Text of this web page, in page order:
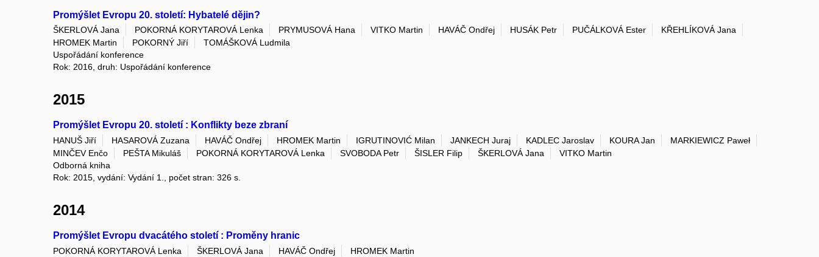
Promýšlet Evropu 20. století: Hybatelé dějin?
ŠKERLOVÁ Jana POKORNÁ KORYTAROVÁ Lenka PRYMUSOVÁ Hana VITKO Martin HAVÁČ Ondřej HUSÁK Petr PUČÁLKOVÁ Ester
KŘEHLÍKOVÁ Jana
HROMEK Martin
POKORNÝ Jiří
TOMÁŠKOVÁ Ludmila
Uspořádání konference
Rok: 2016, druh: Uspořádání konference
2015
Promýšlet Evropu 20. století : Konflikty beze zbraní
HANUŠ Jiří HASAROVÁ Zuzana HAVÁČ Ondřej HROMEK Martin IGRUTINOVIĆ Milan JANKECH Juraj KADLEC Jaroslav KOURA Jan
MARKIEWICZ Paweł
MINČEV Enčo
PEŠTA Mikuláš POKORNÁ KORYTAROVÁ Lenka SVOBODA Petr ŠISLER Filip ŠKERLOVÁ Jana
VITKO Martin
Odborná kniha
Rok: 2015, vydání: Vydání 1., počet stran: 326 s.
2014
Promýšlet Evropu dvacátého století : Proměny hranic
POKORNÁ KORYTAROVÁ Lenka ŠKERLOVÁ Jana HAVÁČ Ondřej
HROMEK Martin